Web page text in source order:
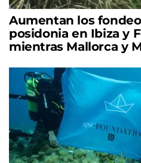
Aumentan los
posidonia en Ibiza y
mientras Mallorca y